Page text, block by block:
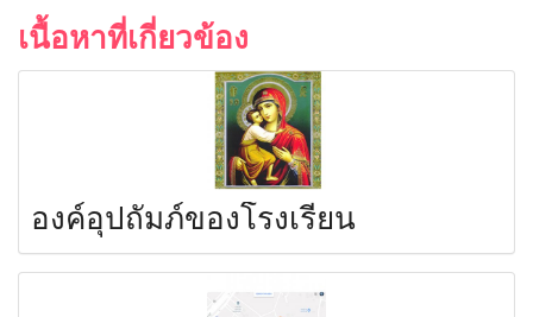
เนื้อหาที่เกี่ยวข้อง
องค์อุปถัมภ์ของโรงเรียน